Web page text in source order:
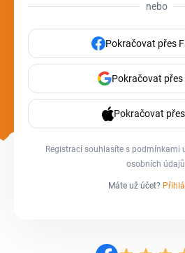
nebo
Pokračovat přes
Pokračovat přes
Pokračovat
Registrací souhlasíte s podmínkami
osobních údajů
Máte už účet?